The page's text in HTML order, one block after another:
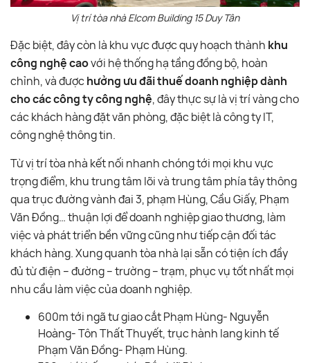
Vị trí tòa nhà Elcom Building 15 Duy Tân
Đặc biệt, đây còn là khu vực được quy hoạch thành khu
công nghệ caovới hệ thống hạ tầng đồng bộ, hoàn
chỉnh, và đượchưởng ưu đãi thuế doanh nghiệp dành
cho các công ty công nghệ, đây thực sự là vị trí vàng cho
các khách hàng đặt văn phòng, đặc biệt là công ty IT,
công nghệ thông tin.
Từ vị trí tòa nhà kết nối nhanh chóng tới mọi khu vực
trọng điểm, khu trung tâm lõi và trung tâm phía tây thông
qua trục đường vành đai 3, phạm Hùng, Cầu Giấy, Phạm
Văn Đồng… thuận lợi để doanh nghiệp giao thương, làm
việc và phát triển bền vững cũng như tiếp cận đối tác
khách hàng. Xung quanh tòa nhà lại sẵn có tiện ích đầy
đủ từ điện – đường – trường – trạm, phục vụ tốt nhất mọi
nhu cầu làm việc của doanh nghiệp.
600m tới ngã tư giao cắt Phạm Hùng- Nguyễn
Hoàng- Tôn Thất Thuyết, trục hành lang kinh tế
Phạm Văn Đồng- Phạm Hùng.